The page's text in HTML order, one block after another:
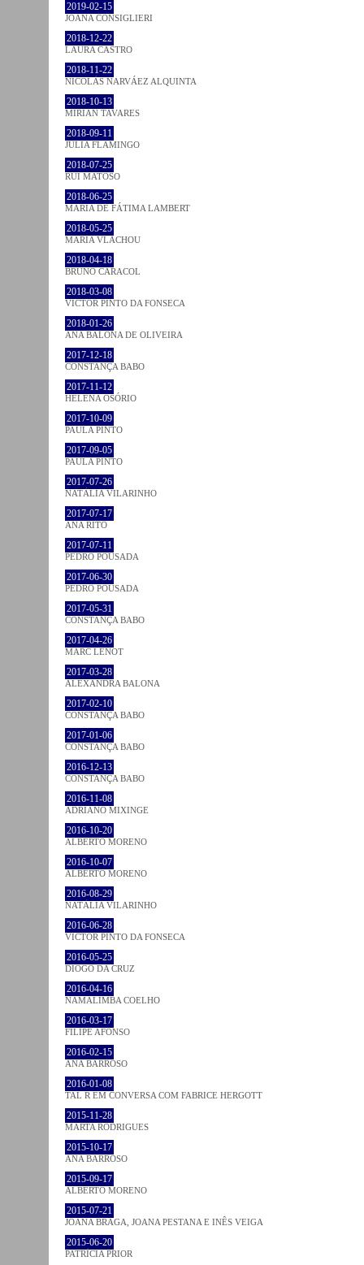
2019-02-15
JOANA CONSIGLIERI
2018-12-22
LAURA CASTRO
2018-11-22
NICOLÁS NARVÁEZ ALQUINTA
2018-10-13
MIRIAN TAVARES
2018-09-11
JULIA FLAMINGO
2018-07-25
RUI MATOSO
2018-06-25
MARIA DE FÁTIMA LAMBERT
2018-05-25
MARIA VLACHOU
2018-04-18
BRUNO CARACOL
2018-03-08
VICTOR PINTO DA FONSECA
2018-01-26
ANA BALONA DE OLIVEIRA
2017-12-18
CONSTANÇA BABO
2017-11-12
HELENA OSÓRIO
2017-10-09
PAULA PINTO
2017-09-05
PAULA PINTO
2017-07-26
NATÁLIA VILARINHO
2017-07-17
ANA RITO
2017-07-11
PEDRO POUSADA
2017-06-30
PEDRO POUSADA
2017-05-31
CONSTANÇA BABO
2017-04-26
MARC LENOT
2017-03-28
ALEXANDRA BALONA
2017-02-10
CONSTANÇA BABO
2017-01-06
CONSTANÇA BABO
2016-12-13
CONSTANÇA BABO
2016-11-08
ADRIANO MIXINGE
2016-10-20
ALBERTO MORENO
2016-10-07
ALBERTO MORENO
2016-08-29
NATÁLIA VILARINHO
2016-06-28
VICTOR PINTO DA FONSECA
2016-05-25
DIOGO DA CRUZ
2016-04-16
NAMALIMBA COELHO
2016-03-17
FILIPE AFONSO
2016-02-15
ANA BARROSO
2016-01-08
TAL R EM CONVERSA COM FABRICE HERGOTT
2015-11-28
MARTA RODRIGUES
2015-10-17
ANA BARROSO
2015-09-17
ALBERTO MORENO
2015-07-21
JOANA BRAGA, JOANA PESTANA E INÊS VEIGA
2015-06-20
PATRÍCIA PRIOR